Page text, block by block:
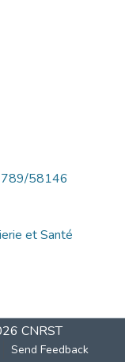
58146
et Santé
CNRST
Send Feedback